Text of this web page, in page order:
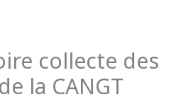
collecte des
la CANGT